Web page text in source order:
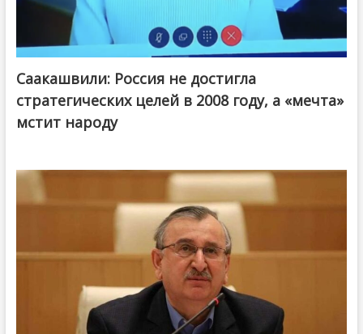
Саакашвили: Россия не достигла
стратегических целей в 2008 году, а «мечта»
мстит народу